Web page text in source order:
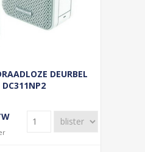
DEURBEL